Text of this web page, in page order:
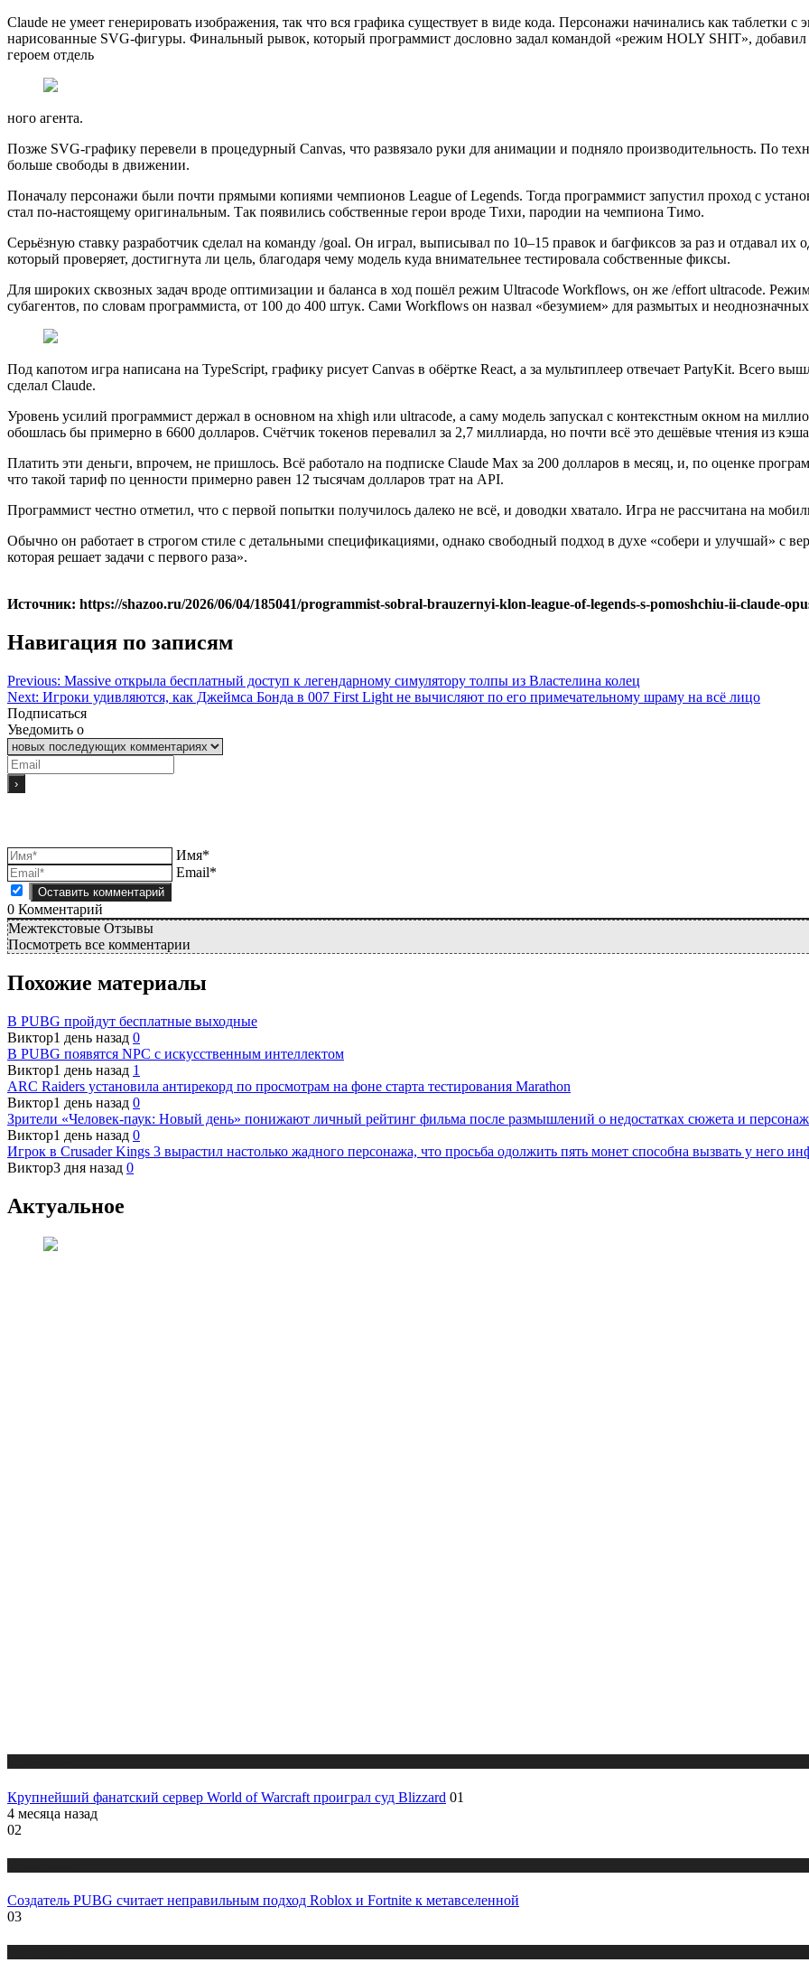
Claude не умеет генерировать изображения, так что вся графика существует в виде кода. Персонажи начинались как таблетки
нарисованные SVG-фигуры. Финальный рывок, который программист дословно задал командой «режим HOLY SHIT»,
героем отдель
ного агента.
Позже SVG-графику перевели в процедурный Canvas, что развязало руки для анимации и подняло производительность. По
больше свободы в движении.
Поначалу персонажи были почти прямыми копиями чемпионов League of Legends. Тогда программист запустил проход с
стал по-настоящему оригинальным. Так появились собственные герои вроде Тихи, пародии на чемпиона Тимо.
Серьёзную ставку разработчик сделал на команду /goal. Он играл, выписывал по 10–15 правок и багфиксов за раз и отдавал их
который проверяет, достигнута ли цель, благодаря чему модель куда внимательнее тестировала собственные фиксы.
Для широких сквозных задач вроде оптимизации и баланса в ход пошёл режим Ultracode Workflows, он же /effort ultracode.
субагентов, по словам программиста, от 100 до 400 штук. Сами Workflows он назвал «безумием» для размытых и неоднозначных
Под капотом игра написана на TypeScript, графику рисует Canvas в обёртке React, а за мультиплеер отвечает PartyKit. Всего
сделал Claude.
Уровень усилий программист держал в основном на xhigh или ultracode, а саму модель запускал с контекстным окном на
обошлась бы примерно в 6600 долларов. Счётчик токенов перевалил за 2,7 миллиарда, но почти всё это дешёвые чтения из
Платить эти деньги, впрочем, не пришлось. Всё работало на подписке Claude Max за 200 долларов в месяц, и, по оценке
что такой тариф по ценности примерно равен 12 тысячам долларов трат на API.
Программист честно отметил, что с первой попытки получилось далеко не всё, и доводки хватало. Игра не рассчитана на
Обычно он работает в строгом стиле с детальными спецификациями, однако свободный подход в духе «собери и улучшай» с
которая решает задачи с первого раза».
Источник: https://shazoo.ru/2026/06/04/185041/programmist-sobral-brauzernyi-klon-league-of-legends-s-pomoshchiu-ii-claude-
Навигация по записям
Previous: Massive открыла бесплатный доступ к легендарному симулятору толпы из Властелина колец
Next: Игроки удивляются, как Джеймса Бонда в 007 First Light не вычисляют по его примечательному шраму на всё лицо
Подписаться
Уведомить о
Имя*
Email*
0 Комментарий
Межтекстовые Отзывы
Посмотреть все комментарии
Похожие материалы
В PUBG пройдут бесплатные выходные
Виктор1 день назад 0
В PUBG появятся NPC с искусственным интеллектом
Виктор1 день назад 1
ARC Raiders установила антирекорд по просмотрам на фоне старта тестирования Marathon
Виктор1 день назад 0
Зрители «Человек-паук: Новый день» понижают личный рейтинг фильма после размышлений о недостатках сюжета и
Виктор1 день назад 0
Игрок в Crusader Kings 3 вырастил настолько жадного персонажа, что просьба одолжить пять монет способна вызвать у него
Виктор3 дня назад 0
Актуальное
Крупнейший фанатский сервер World of Warcraft проиграл суд Blizzard 01
4 месяца назад
02
Создатель PUBG считает неправильным подход Roblox и Fortnite к метавселенной
03